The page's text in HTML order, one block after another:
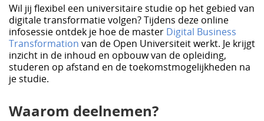
Wil jij flexibel een universitaire studie op het gebied van
digitale transformatie volgen? Tijdens deze online
infosessie ontdek je hoe de master Digital Business
Transformation van de Open Universiteit werkt. Je krijgt
inzicht in de inhoud en opbouw van de opleiding,
studeren op afstand en de toekomstmogelijkheden na
je studie.
Waarom deelnemen?